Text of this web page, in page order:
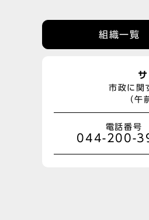
組織一覧
市政に関
（
電話番号
044-200-